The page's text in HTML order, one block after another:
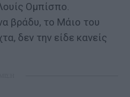
Ομπίσπο.
βράδυ, το Μάιο του
δεν την είδε κανείς